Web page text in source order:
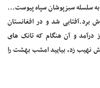
سلسله سبزپوشان سپاه پیوست...
برد.آفتابی شد و در افغانستان
درآمد و آن هنگام که تانک های
نهیب زد، بیایید امشب بهشت را